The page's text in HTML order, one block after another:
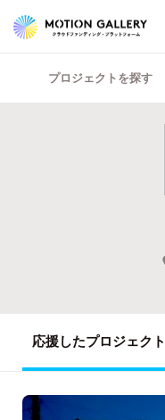
プロジェクトを探す
応援したプロジェクト